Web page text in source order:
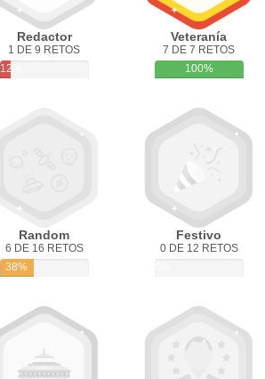
Redactor
1 DE 9 RETOS
12%
Veteranía
7 DE 7 RETOS
100%
Random
6 DE 16 RETOS
38%
Festivo
0 DE 12 RETOS